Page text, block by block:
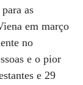
as
em março
no
e o pior
e 29